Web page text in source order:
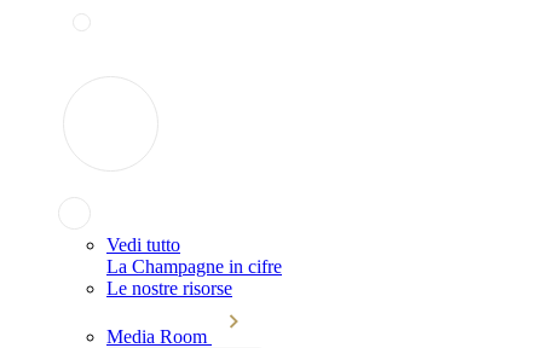
Vedi tutto
La Champagne in cifre
Le nostre risorse
Media Room